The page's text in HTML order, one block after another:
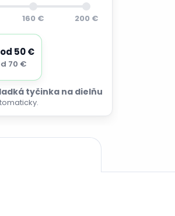
160 € 200 €
50 €
70 €
tyčinka na dielňu